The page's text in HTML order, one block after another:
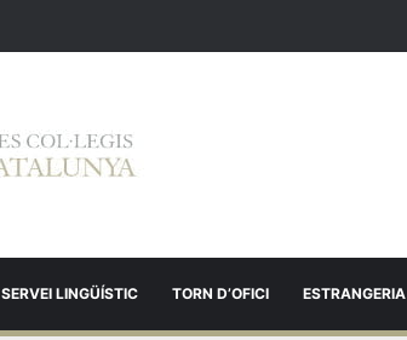
SERVEI LINGÜÍSTIC TORN D’OFICI ESTRANGERIA